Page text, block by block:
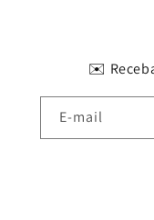
✉️
E-mail